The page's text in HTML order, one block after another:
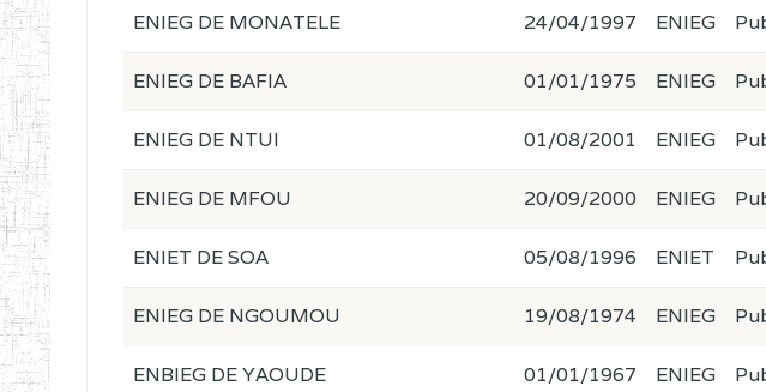
ENIEG DE MONATELE 24/04/1997 ENIEG
ENIEG DE BAFIA 01/01/1975 ENIEG
ENIEG DE NTUI 01/08/2001 ENIEG
ENIEG DE MFOU 20/09/2000 ENIEG
ENIET DE SOA 05/08/1996 ENIET
ENIEG DE NGOUMOU 19/08/1974 ENIEG
ENBIEG DE YAOUDE 01/01/1967 ENIEG